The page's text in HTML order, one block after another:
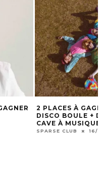
GROUMPF +
TIGRE À LA
LE 21/12
STAND
LITRES
BOULOIE